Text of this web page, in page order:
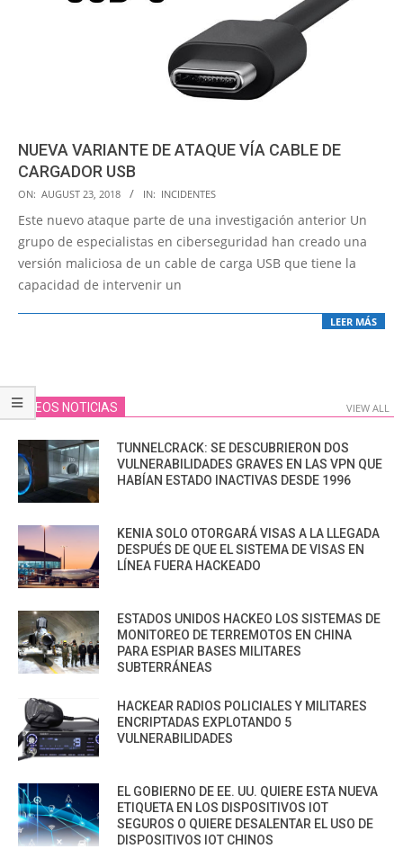
NUEVA VARIANTE DE ATAQUE VÍA CABLE DE
CARGADOR USB
2018-
08-
23
ON: AUGUST 23, 2018 IN: INCIDENTES
Este nuevo ataque parte de una investigación anterior Un
grupo de especialistas en ciberseguridad han creado una
versión maliciosa de un cable de carga USB que tiene la
capacidad de intervenir un
LEER MÁS
VIDEOS NOTICIAS VIEW ALL
TUNNELCRACK: SE DESCUBRIERON DOS
VULNERABILIDADES GRAVES EN LAS VPN QUE
HABÍAN ESTADO INACTIVAS DESDE 1996
KENIA SOLO OTORGARÁ VISAS A LA LLEGADA
DESPUÉS DE QUE EL SISTEMA DE VISAS EN
LÍNEA FUERA HACKEADO
ESTADOS UNIDOS HACKEO LOS SISTEMAS DE
MONITOREO DE TERREMOTOS EN CHINA
PARA ESPIAR BASES MILITARES
SUBTERRÁNEAS
HACKEAR RADIOS POLICIALES Y MILITARES
ENCRIPTADAS EXPLOTANDO 5
VULNERABILIDADES
EL GOBIERNO DE EE. UU. QUIERE ESTA NUEVA
ETIQUETA EN LOS DISPOSITIVOS IOT
SEGUROS O QUIERE DESALENTAR EL USO DE
DISPOSITIVOS IOT CHINOS